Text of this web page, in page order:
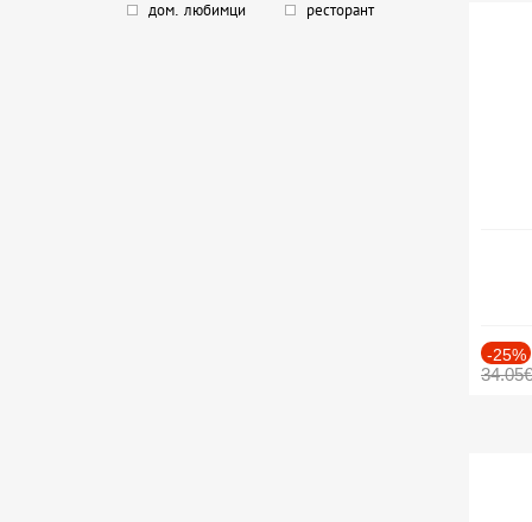
дом. любимци
ресторант
-25%
34.05€